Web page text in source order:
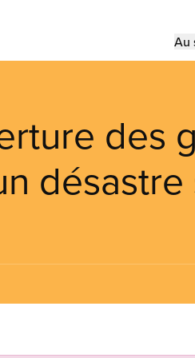
Au
des
désastre